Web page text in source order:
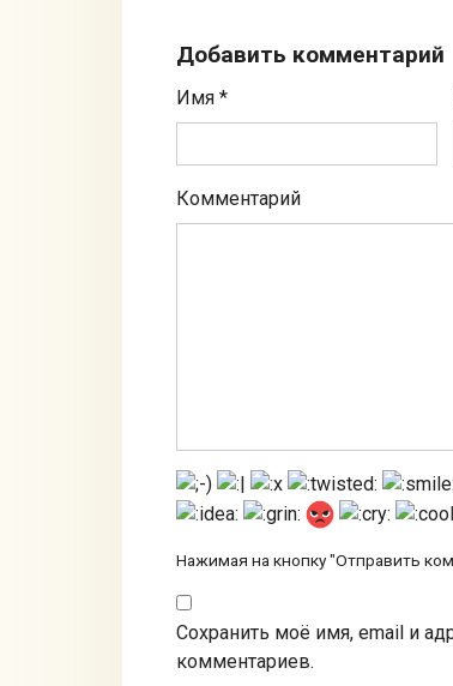
Добавить комментарий
Имя *
Комментарий
Нажимая на кнопку "Отправить
Сохранить моё имя, email и
комментариев.